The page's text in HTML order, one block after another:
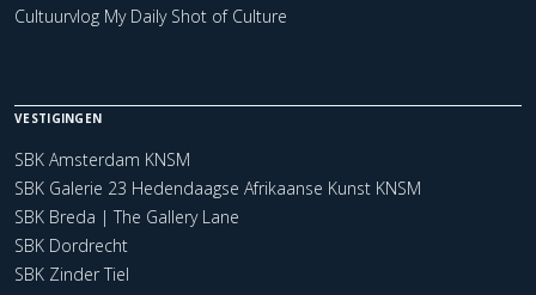
Cultuurvlog My Daily Shot of Culture
VESTIGINGEN
SBK Amsterdam KNSM
SBK Galerie 23 Hedendaagse Afrikaanse Kunst KNSM
SBK Breda | The Gallery Lane
SBK Dordrecht
SBK Zinder Tiel